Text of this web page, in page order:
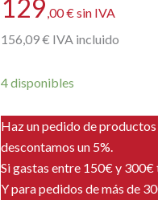
129 ,00€ sin IVA
156 ,09€ IVA incluido
4 disponibles
Haz un pedido de
descontamos un 5%.
Si gastas entre 150€ y 300€
Y para pedidos de más de